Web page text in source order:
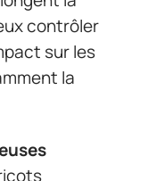
contrôler
sur les
la